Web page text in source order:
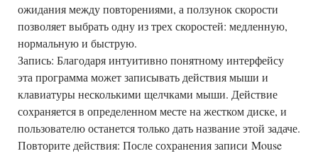
ожидания между повторениями, а ползунок скорости
позволяет выбрать одну из трех скоростей: медленную,
нормальную и быструю.
Запись: Благодаря интуитивно понятному интерфейсу
эта программа может записывать действия мыши и
клавиатуры несколькими щелчками мыши. Действие
сохраняется в определенном месте на жестком диске, и
пользователю останется только дать название этой задаче.
Повторите действия: После сохранения записи Mouse